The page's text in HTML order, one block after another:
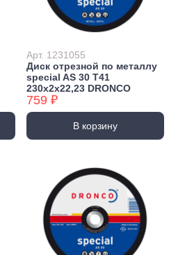
Арт. 1231055
Диск отрезной по металлу
special AS 30 T41
230х2х22,23 DRONCO
759 ₽
В корзину